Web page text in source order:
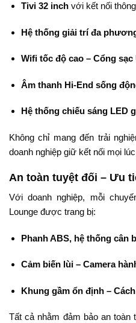
Tivi 32 inchvới kết nối
Hệ thống giải trí đa
Wifi tốc độ cao – Cổng
Âm thanh Hi-End sống
Hệ thống chiếu sáng LED
Không chỉ mang đến trải
doanh nghiệp giữ kết nối mọi
An toàn tuyệt đối – Ưu
Với doanh nghiệp, mỗi
Lounge được trang bị:
Phanh ABS, hệ thống cân
Cảm biến lùi – Camera
Khung gầm ổn định –
Tất cả nhằm đảm bảo an